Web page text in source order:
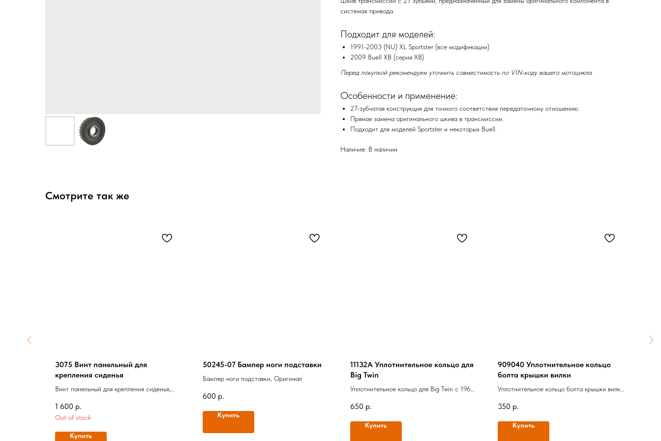
системах привода.
Подходит для моделей:
1991-2003 (NU) XL Sportster (все модификации)
2009 Buell XB (серия XB)
Перед покупкой рекомендуем уточнить совместимость по VIN-коду вашего мотоцикла.
Особенности и применение:
27-зубчатая конструкция для точного соответствия передаточному отношению.
Прямая замена оригинального шкива в трансмиссии.
Подходит для моделей Sportster и некоторых Buell.
Наличие: В наличии
Смотрите так же
3075 Винт панельный для
крепления сиденья
Винт панельный для крепления сиденья,
1 600 р.
Out of stock
Купить
50245-07 Бампер ноги подставки
Бампер ноги подставки, Оригинал
600 р.
Купить
11132A Уплотнительное кольцо для
Big Twin
Уплотнительное кольцо для Big Twin с 1969
650 р.
Купить
909040 Уплотнительное кольцо
болта крышки вилки
Уплотнительное кольцо болта крышки вилки,
350 р.
Купить